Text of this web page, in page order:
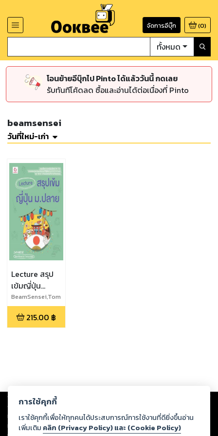
จัดการอีบุ๊ก (0)
ทั้งหมด
โอนย้ายอีบุ๊กไป Pinto ได้แล้ววันนี้ กดเลย
รับทันทีโค้ดลด ซื้อและอ่านได้ต่อเนื่องที่ Pinto
beamsensei
วันที่ใหม่-เก่า
Lecture สรุป
เข้มญี่ปุ่น
ม.ปลาย
BeamSensei,Tom
oya lsaka
215.00 ฿
Copyright © 2026
ต่อผลงานหรือเนื้อหาใดที่อัปโหลดผ่านเว็บไซต์และปรากฏว่าละเมิดสิทธิใน
ทรัพย์สินทางปัญญาของบุคคลอื่นหรือขัดต่อกฎหมายและศีลธรรม ดังนั้น ผู้อ่าน
ทุกท่านโปรดใช้วิจารณญาณในการกลั่นกรองด้วยตนเอง และหากท่านพบว่าส่วน
การใช้คุกกี้
เราใช้คุกกี้เพื่อให้ทุกคนได้ประสบการณ์การใช้งานที่ดียิ่งขึ้นอ่าน
เพิ่มเติม คลิก (Privacy Policy) และ (Cookie Policy)